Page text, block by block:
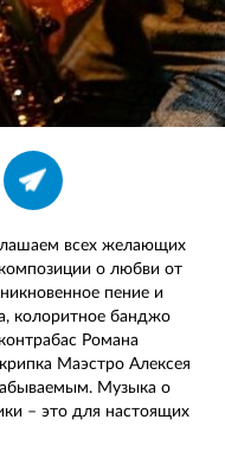
всех желающих
о любви от
пение и
колоритное банджо
Романа
Маэстро Алексея
Музыка о
– это для настоящих